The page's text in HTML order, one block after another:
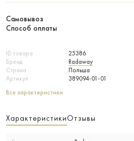
ID товара
25386
Бренд
Radaway
Страна
Польша
Артикул
389094-01-01
Все характеристики
Самовывоз
Способ оплаты
ХарактеристикиОтзывы